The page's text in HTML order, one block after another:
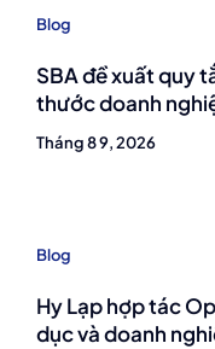
Blog
SBA đề xuất quy
thước doanh
Tháng 8 9, 2026
Blog
Hy Lạp hợp tác
dục và doanh